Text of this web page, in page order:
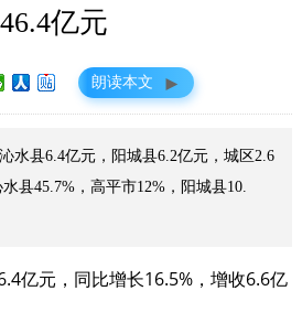
亿元
朗读本文 ►
水县6.4亿元，阳城县6.2亿元，城区2.6
县45.7%，高平市12%，阳城县10.
亿元，同比增长16.5%，增收6.6亿